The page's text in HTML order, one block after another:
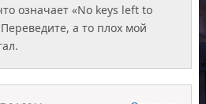
означает «No keys left to
а то плох мой